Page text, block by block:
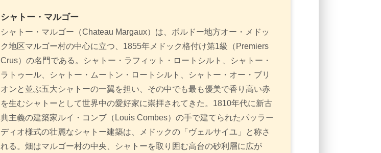
シャトー・マルゴー
シャトー・マルゴー（Chateau Margaux）は、ボルドー地方オー・メドッ
ク地区マルゴー村の中心に立つ、1855年メドック格付け第1級（Premiers
Crus）の名門である。シャトー・ラフィット・ロートシルト、シャトー・
ラトゥール、シャトー・ムートン・ロートシルト、シャトー・オー・ブリ
オンと並ぶ五大シャトーの一翼を担い、その中でも最も優美で香り高い赤
を生むシャトーとして世界中の愛好家に崇拝されてきた。1810年代に新古
典主義の建築家ルイ・コンブ（Louis Combes）の手で建てられたパッラー
ディオ様式の壮麗なシャトー建築は、メドックの「ヴェルサイユ」と称さ
れる。畑はマルゴー村の中央、シャトーを取り囲む高台の砂利層に広が